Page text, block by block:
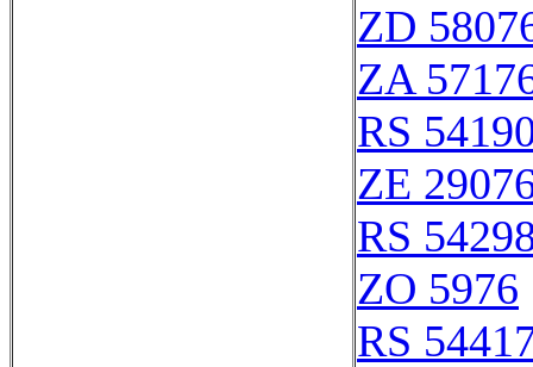
ZD
ZA
RS
ZE
RS
ZO 5976
RS